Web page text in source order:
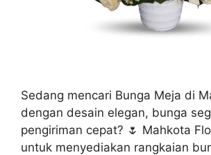
Sedang mencari Bunga Meja di
dengan desain elegan, bunga
pengiriman cepat? 🌷 Mahkota
untuk menyediakan rangkaian